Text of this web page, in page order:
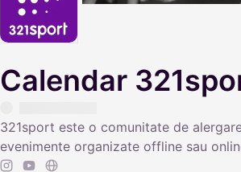
Calendar
321sport este o comunitate de
evenimente organizate offline sau